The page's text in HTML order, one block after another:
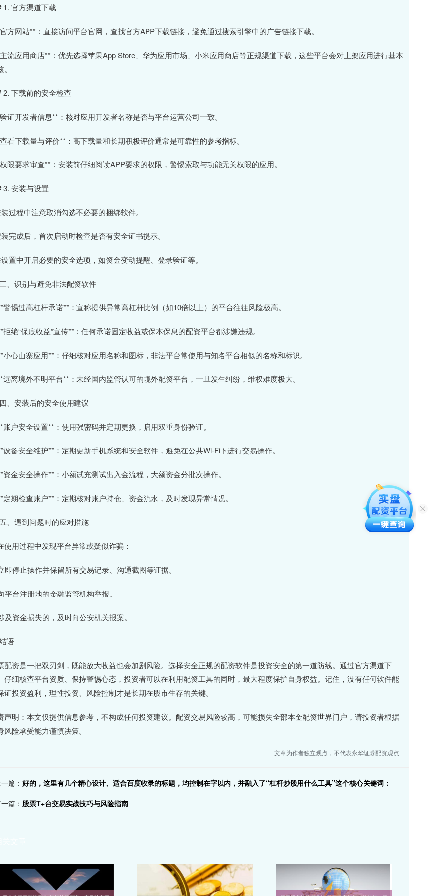
1. 官方渠道下载
方网站**：直接访问平台官网，查找官方APP下载链接，避免通过搜索引擎中的广告链接下载。
流应用商店**：优先选择苹果App Store、华为应用市场、小米应用商店等正规渠道下载，这些平台会对上架应用进行基本
2. 下载前的安全检查
证开发者信息**：核对应用开发者名称是否与平台运营公司一致。
看下载量与评价**：高下载量和长期积极评价通常是可靠性的参考指标。
限要求审查**：安装前仔细阅读APP要求的权限，警惕索取与功能无关权限的应用。
3. 安装与设置
过程中注意取消勾选不必要的捆绑软件。
完成后，首次启动时检查是否有安全证书提示。
置中开启必要的安全选项，如资金变动提醒、登录验证等。
、识别与避免非法配资软件
警惕过高杠杆承诺**：宣称提供异常高杠杆比例（如10倍以上）的平台往往风险极高。
拒绝“保底收益”宣传**：任何承诺固定收益或保本保息的配资平台都涉嫌违规。
小心山寨应用**：仔细核对应用名称和图标，非法平台常使用与知名平台相似的名称和标识。
远离境外不明平台**：未经国内监管认可的境外配资平台，一旦发生纠纷，维权难度极大。
、安装后的安全使用建议
账户安全设置**：使用强密码并定期更换，启用双重身份验证。
设备安全维护**：定期更新手机系统和安全软件，避免在公共Wi-Fi下进行交易操作。
资金安全操作**：小额试充测试出入金流程，大额资金分批次操作。
定期检查账户**：定期核对账户持仓、资金流水，及时发现异常情况。
、遇到问题时的应对措施
使用过程中发现平台异常或疑似诈骗：
即停止操作并保留所有交易记录、沟通截图等证据。
平台注册地的金融监管机构举报。
及资金损失的，及时向公安机关报案。
语
配资是一把双刃剑，既能放大收益也会加剧风险。选择安全正规的配资软件是投资安全的第一道防线。通过官方渠道下
仔细核查平台资质、保持警惕心态，投资者可以在利用配资工具的同时，最大程度保护自身权益。记住，没有任何软件能
证投资盈利，理性投资、风险控制才是长期在股市生存的关键。
声明：本文仅提供信息参考，不构成任何投资建议。配资交易风险较高，可能损失全部本金配资世界门户，请投资者根据
风险承受能力谨慎决策。
文章为作者独立观点，不代表永华证券配资观点
篇： 好的，这里有几个精心设计、适合百度收录的标题，均控制在字以内，并融入了“杠杆炒股用什么工具”这个核心关键词：
篇： 股票T+台交易实战技巧与风险指南